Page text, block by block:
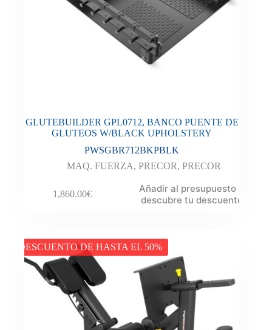
GLUTEBUILDER GPL0712, BANCO PUENTE DE
GLUTEOS W/BLACK UPHOLSTERY
PWSGBR712BKPBLK
MAQ. FUERZA,PRECOR,PRECOR
1,860.00€
Añadir al presupuesto y
descubre tu descuento
DESCUENTO DE HASTA EL 50%